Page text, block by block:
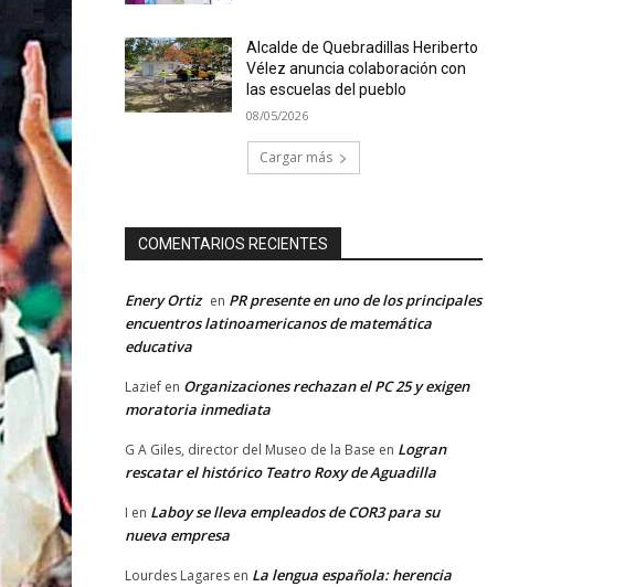
Alcalde de Quebradillas Heriberto
Vélez anuncia colaboración con
las escuelas del pueblo
08/05/2026
Cargar más
COMENTARIOS RECIENTES
Enery Ortiz en PR presente en uno de los principales
encuentros latinoamericanos de matemática
educativa
Lazief en Organizaciones rechazan el PC 25 y exigen
moratoria inmediata
G A Giles, director del Museo de la Base en Logran
rescatar el histórico Teatro Roxy de Aguadilla
I en Laboy se lleva empleados de COR3 para su
nueva empresa
Lourdes Lagares en La lengua española: herencia